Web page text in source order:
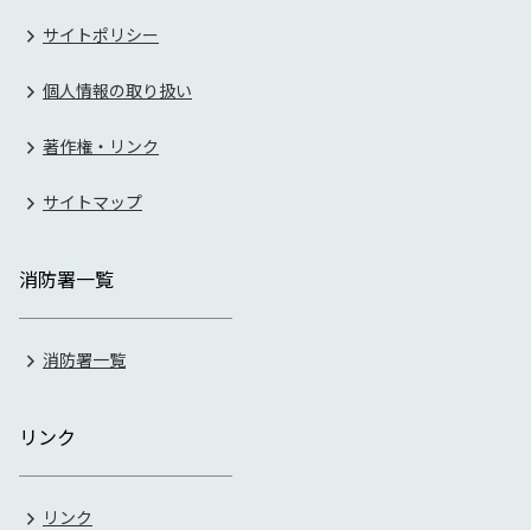
サイトポリシー
個人情報の取り扱い
著作権・リンク
サイトマップ
消防署一覧
消防署一覧
リンク
リンク